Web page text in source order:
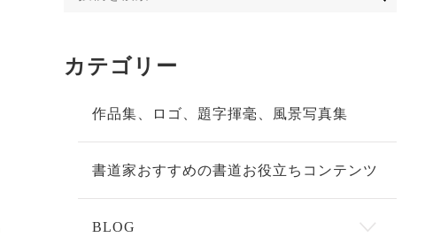
カテゴリー
作品集、ロゴ、題字揮毫、風景写真集
書道家おすすめの書道お役立ちコンテンツ
BLOG